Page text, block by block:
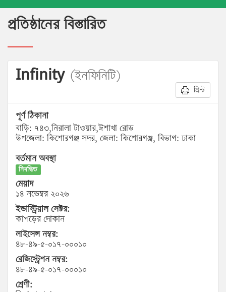
প্রতিষ্ঠানের বিস্তারিত
Infinity (ইনফিনিটি)
প্রিন্ট
পূর্ণ ঠিকানা
বাড়ি: ৭৪৩,নিরালা টাওয়ার,ঈশাখা রোড
উপজেলা: কিশোরগঞ্জ সদর, জেলা: কিশোরগঞ্জ, বিভাগ: ঢাকা
বর্তমান অবস্থা
নিবন্ধিত
মেয়াদ
১৪ নভেম্বর ২০২৬
ইন্ডাস্ট্রিয়াল সেক্টর:
কাপড়ের দোকান
লাইসেন্স নম্বর:
৪৮-৪৯-৫-০১৭-০০০১০
রেজিস্ট্রেশন নম্বর:
৪৮-৪৯-৫-০১৭-০০০১০
শ্রেণী: